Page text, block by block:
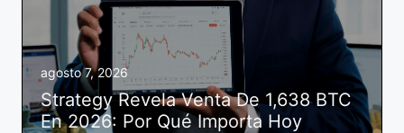
agosto 7, 2026
Strategy Revela Venta De 1,638 BTC
En 2026: Por Qué Importa Hoy